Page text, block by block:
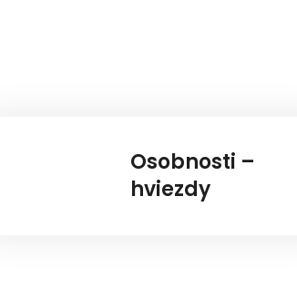
Osobnosti –
hviezdy